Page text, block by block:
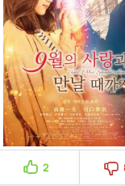
2